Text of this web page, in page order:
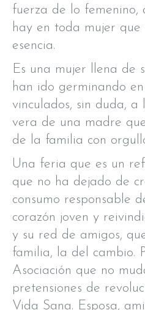
fuerza de lo femenino,
hay en toda mujer
esencia.
Es una mujer llena de
han ido germinando
vinculados, sin duda, a
vera de una madre
de la familia con
Una feria que es un
que no ha dejado de
consumo responsable
corazón joven y
y su red de amigos,
familia, la del cambio.
Asociación que no
pretensiones de
Vida Sana. Esposa,